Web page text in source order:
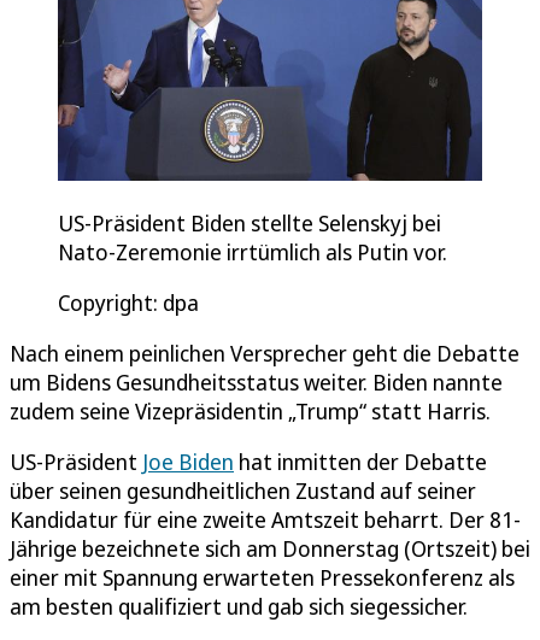
US-Präsident Biden stellte Selenskyj bei
Nato-Zeremonie irrtümlich als Putin vor.
Copyright: dpa
Nach einem peinlichen Versprecher geht die Debatte
um Bidens Gesundheitsstatus weiter. Biden nannte
zudem seine Vizepräsidentin „Trump“ statt Harris.
US-Präsident Joe Biden hat inmitten der Debatte
über seinen gesundheitlichen Zustand auf seiner
Kandidatur für eine zweite Amtszeit beharrt. Der 81-
Jährige bezeichnete sich am Donnerstag (Ortszeit) bei
einer mit Spannung erwarteten Pressekonferenz als
am besten qualifiziert und gab sich siegessicher.